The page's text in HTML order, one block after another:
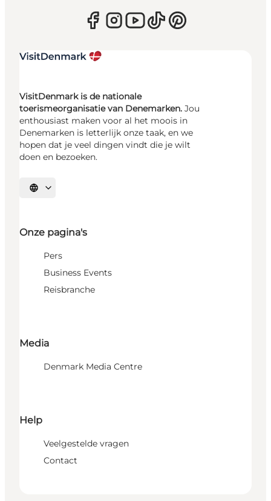
VisitDenmark is de nationale
toerismeorganisatie van Denemarken. Jou
enthousiast maken voor al het moois in
Denemarken is letterlijk onze taak, en we
hopen dat je veel dingen vindt die je wilt
doen en bezoeken.
Selecteer taal
Onze pagina's
Pers
Business Events
Reisbranche
Media
Denmark Media Centre
Help
Veelgestelde vragen
Contact